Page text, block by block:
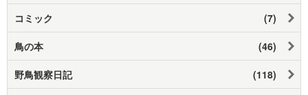
コミック (7)
鳥の本 (46)
野鳥観察日記 (118)